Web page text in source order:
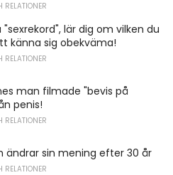
RELATIONER
"sexrekord", lär dig om vilken du
känna sig obekväma!
RELATIONER
man filmade "bevis på
penis!
RELATIONER
ändrar sin mening efter 30 år
RELATIONER